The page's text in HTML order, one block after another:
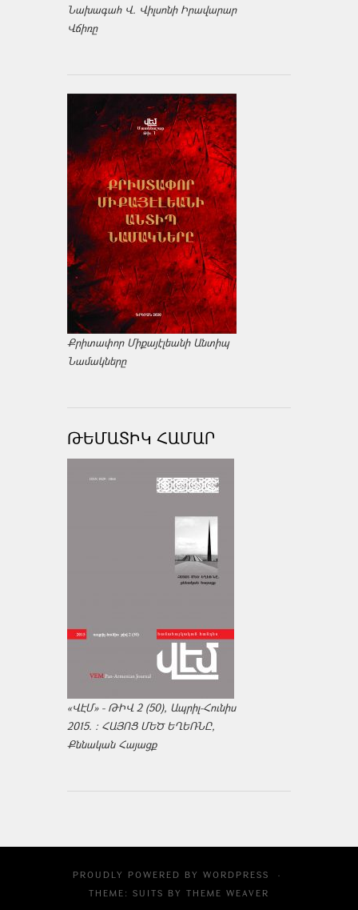
Նախագահ Վ. Վիլսոնի Իրավարար
Վճիռը
Քրիտափոր Միքայէլեանի Անտիպ
Նամակները
ԹԵՄԱՏԻԿ ՀԱՄԱՐ
«ՎԷՄ» - ԹԻՎ 2 (50), Ապրիլ-Հունիս
2015. : ՀԱՅՈՑ ՄԵԾ ԵՂԵՌՆԸ,
Քննական Հայացք
PROUDLY POWERED BY WORDPRESS
·
THEME: SUITS BY THEME WEAVER